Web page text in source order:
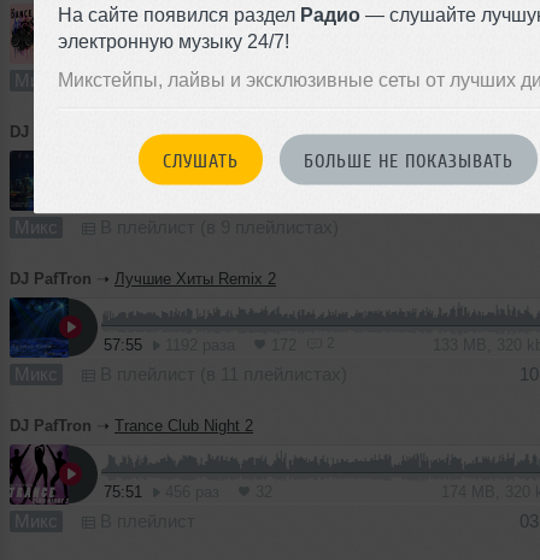
На сайте появился раздел Радио — слушайте
электронную музыку 24/7!
Микстейпы, лайвы и эксклюзивные сеты от лучших
СЛУШАТЬ БОЛЬШЕ НЕ ПОКАЗЫВАТЬ
64:09 764 раза 86
Микс В плейлист (в 5 плейлистах)
DJ PafTron Retro Hits Remix 3
Микс
DJ PafTron ➝ Лучшие Хиты Remix 2
57:55
Микс
DJ PafTron ➝ Trance Club Night 2
75:51
Микс